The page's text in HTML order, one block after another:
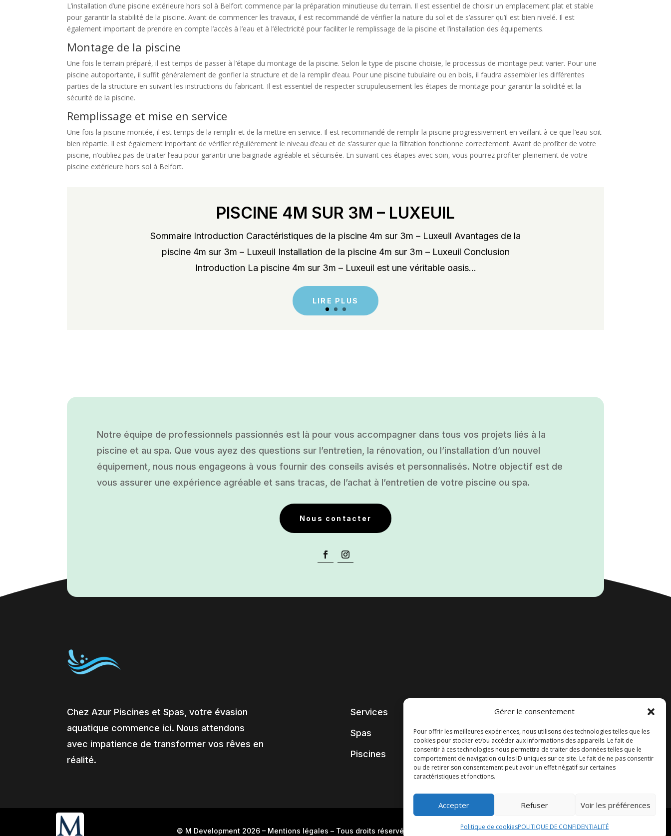
Gérer le consentement
Pour offrir les meilleures expériences, nous utilisons des technologies telles que les
cookies pour stocker et/ou accéder aux informations des appareils. Le fait de
consentir à ces technologies nous permettra de traiter des données telles que le
comportement de navigation ou les ID uniques sur ce site. Le fait de ne pas consentir
ou de retirer son consentement peut avoir un effet négatif sur certaines
caractéristiques et fonctions.
Accepter Refuser Voir les préférences
Politique de cookiesPOLITIQUE DE CONFIDENTIALITÉ
L’installation d’une piscine extérieure hors sol à Belfort commence par la préparation minutieuse du terrain. Il est essentiel de choisir un emplacement plat et stable
pour garantir la stabilité de la piscine. Avant de commencer les travaux, il est recommandé de vérifier la nature du sol et de s’assurer qu’il est bien nivelé. Il est
également important de prendre en compte l’accès à l’eau et à l’électricité pour faciliter le remplissage de la piscine et l’installation des équipements.
Montage de la piscine
Une fois le terrain préparé, il est temps de passer à l’étape du montage de la piscine. Selon le type de piscine choisie, le processus de montage peut varier. Pour une
piscine autoportante, il suffit généralement de gonfler la structure et de la remplir d’eau. Pour une piscine tubulaire ou en bois, il faudra assembler les différentes
parties de la structure en suivant les instructions du fabricant. Il est essentiel de respecter scrupuleusement les étapes de montage pour garantir la solidité et la
sécurité de la piscine.
Remplissage et mise en service
Une fois la piscine montée, il est temps de la remplir et de la mettre en service. Il est recommandé de remplir la piscine progressivement en veillant à ce que l’eau soit
bien répartie. Il est également important de vérifier régulièrement le niveau d’eau et de s’assurer que la filtration fonctionne correctement. Avant de profiter de votre
piscine, n’oubliez pas de traiter l’eau pour garantir une baignade agréable et sécurisée. En suivant ces étapes avec soin, vous pourrez profiter pleinement de votre
piscine extérieure hors sol à Belfort.
PISCINE 4M SUR 3M – LUXEUIL
Sommaire Introduction Caractéristiques de la piscine 4m sur 3m – Luxeuil Avantages de la
piscine 4m sur 3m – Luxeuil Installation de la piscine 4m sur 3m – Luxeuil Conclusion
Introduction La piscine 4m sur 3m – Luxeuil est une véritable oasis...
LIRE PLUS
Notre équipe de professionnels passionnés est là pour vous accompagner dans tous vos projets liés à la
piscine et au spa. Que vous ayez des questions sur l’entretien, la rénovation, ou l’installation d’un nouvel
équipement, nous nous engageons à vous fournir des conseils avisés et personnalisés. Notre objectif est de
vous assurer une expérience agréable et sans tracas, de l’achat à l’entretien de votre piscine ou spa.
Nous contacter
Chez Azur Piscines et Spas, votre évasion
aquatique commence ici. Nous attendons
avec impatience de transformer vos rêves en
réalité.
Services
Spas
Piscines
Accueil
Contact
Blog
© M Development 2026– Mentions légales – Tous droits réservés –